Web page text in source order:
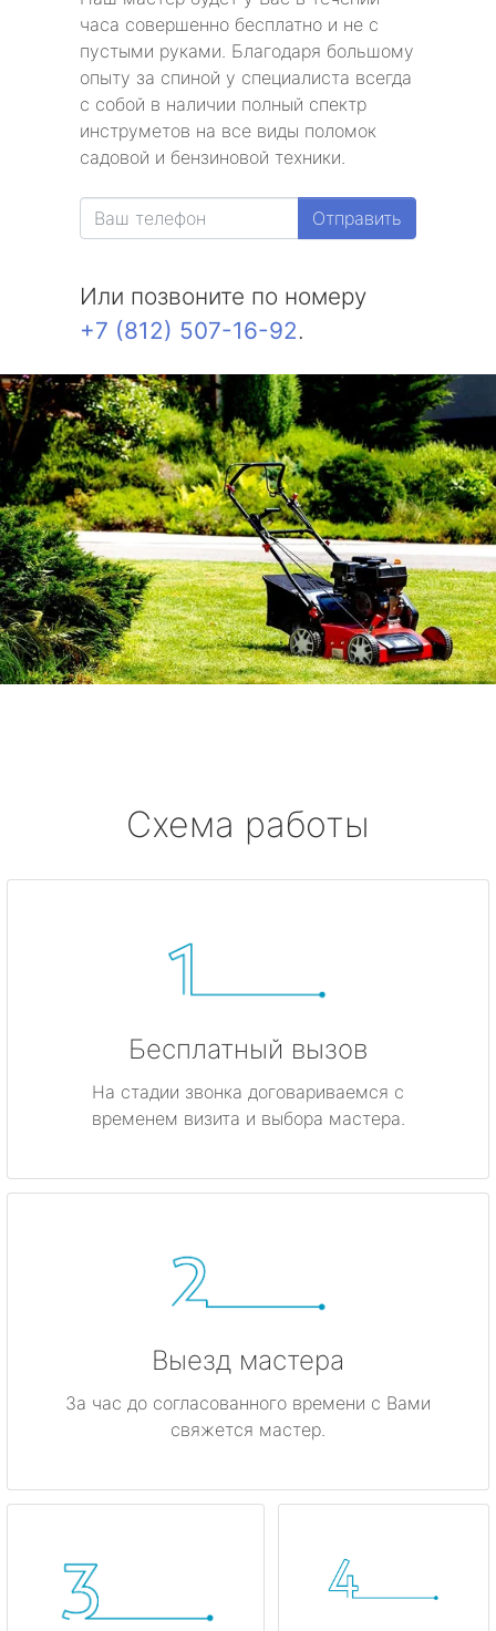
часа совершенно бесплатно и не с
пустыми руками. Благодаря большому
опыту за спиной у специалиста всегда
с собой в наличии полный спектр
инструметов на все виды поломок
садовой и бензиновой техники.
Отправить
Или позвоните по номеру
+7 (812) 507-16-92.
Схема работы
Бесплатный вызов
На стадии звонка договариваемся с
временем визита и выбора мастера.
Выезд мастера
За час до согласованного времени с Вами
свяжется мастер.